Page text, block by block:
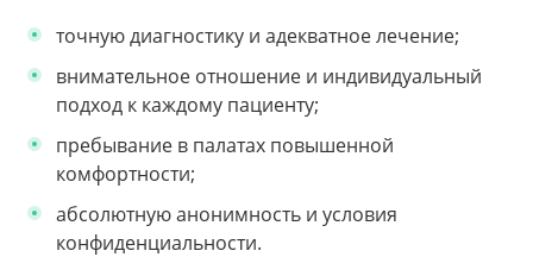
точную диагностику и адекватное лечение;
внимательное отношение и индивидуальный
подход к каждому пациенту;
пребывание в палатах повышенной
комфортности;
абсолютную анонимность и условия
конфиденциальности.